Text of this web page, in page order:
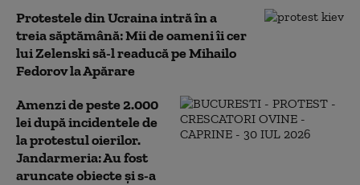
Protestele din Ucraina intră în a
treia săptămână: Mii de oameni îi cer
lui Zelenski să-l readucă pe Mihailo
Fedorov la Apărare
Amenzi de peste 2.000
lei după incidentele de
la protestul oierilor.
Jandarmeria: Au fost
aruncate obiecte și s-a